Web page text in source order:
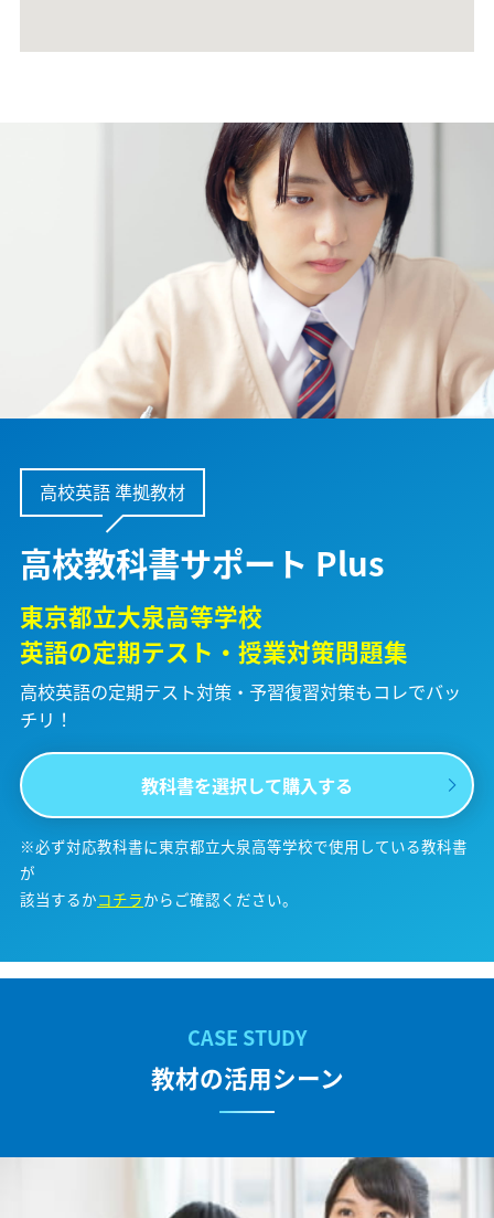
高校英語 準拠教材
高校教科書サポート Plus
東京都立大泉高等学校
英語の定期テスト・授業対策問題集
高校英語の定期テスト対策・予習復習対策もコレでバッ
チリ！
教科書を選択して購入する
※必ず対応教科書に東京都立大泉高等学校で使用している教科書
が
該当するかコチラからご確認ください。
教材の活用シーン